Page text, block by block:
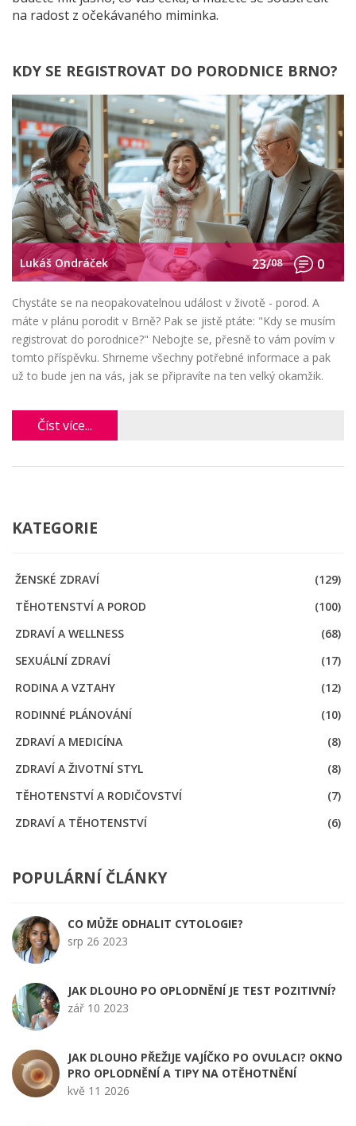
na radost z očekávaného miminka.
KDY SE REGISTROVAT DO PORODNICE BRNO?
Lukáš Ondráček 23/08 0
Chystáte se na neopakovatelnou událost v životě - porod. A
máte v plánu porodit v Brně? Pak se jistě ptáte: "Kdy se musím
registrovat do porodnice?" Nebojte se, přesně to vám povím v
tomto příspěvku. Shrneme všechny potřebné informace a pak
už to bude jen na vás, jak se připravíte na ten velký okamžik.
Číst více...
KATEGORIE
ŽENSKÉ ZDRAVÍ
(129)
TĚHOTENSTVÍ A POROD
(100)
ZDRAVÍ A WELLNESS
(68)
SEXUÁLNÍ ZDRAVÍ
(17)
RODINA A VZTAHY
(12)
RODINNÉ PLÁNOVÁNÍ
(10)
ZDRAVÍ A MEDICÍNA
(8)
ZDRAVÍ A ŽIVOTNÍ STYL
(8)
TĚHOTENSTVÍ A RODIČOVSTVÍ
(7)
ZDRAVÍ A TĚHOTENSTVÍ
(6)
POPULÁRNÍ ČLÁNKY
CO MŮŽE ODHALIT CYTOLOGIE?
srp 26 2023
JAK DLOUHO PO OPLODNĚNÍ JE TEST POZITIVNÍ?
zář 10 2023
JAK DLOUHO PŘEŽIJE VAJÍČKO PO OVULACI? OKNO
PRO OPLODNĚNÍ A TIPY NA OTĚHOTNĚNÍ
kvě 11 2026